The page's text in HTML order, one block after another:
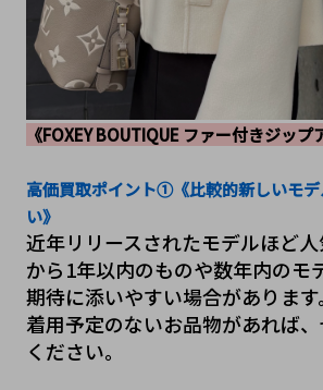
《FOXEY BOUTIQUE ファー付きジップ
高価買取ポイント①《比較的新しいモ
い》
近年リリースされたモデルほど
から1年以内のものや数年内のモ
期待に添いやすい場合があります。
着用予定のないお品物があれば
ください。